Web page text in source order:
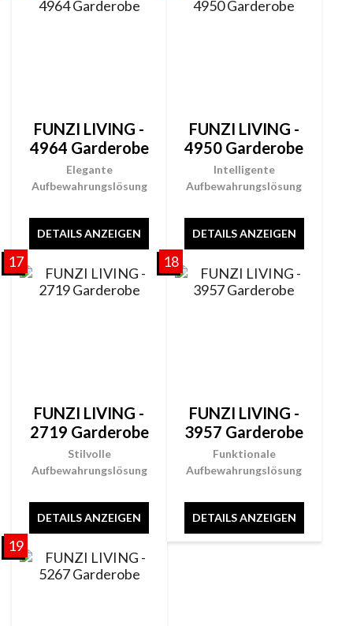
Elegante
Aufbewahrungslösung
FUNZI LIVING -
4964 Garderobe
DETAILS ANZEIGEN
Intelligente
Aufbewahrungslösung
FUNZI LIVING -
4950 Garderobe
DETAILS ANZEIGEN
17
Stilvolle
Aufbewahrungslösung
FUNZI LIVING -
2719 Garderobe
DETAILS ANZEIGEN
18
Funktionale
Aufbewahrungslösung
FUNZI LIVING -
3957 Garderobe
DETAILS ANZEIGEN
19